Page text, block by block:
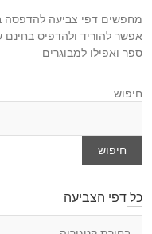
מחפשים דפי צביעה להדפסה
אפשר להוריד ולהדפיס
ספר ואפילו למבוגרים
חיפוש
חיפוש
כל דפי הצביעה